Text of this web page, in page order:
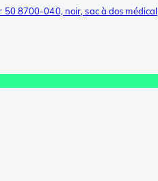
50 8700-040, noir, sac à dos médical